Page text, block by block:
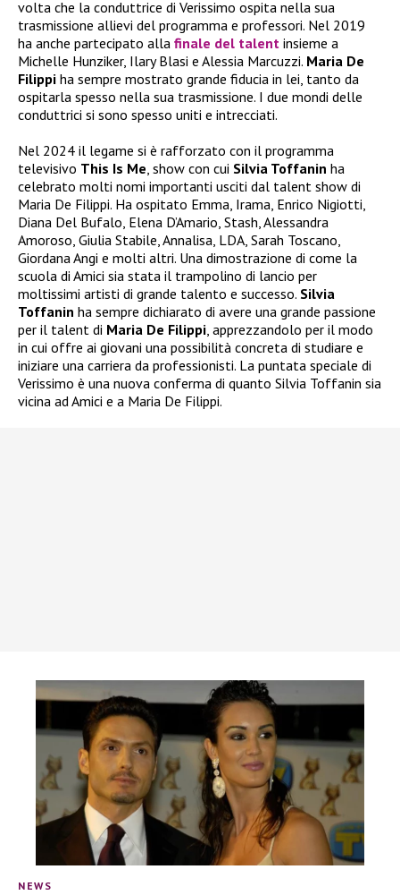
volta che la conduttrice di Verissimo ospita nella sua
trasmissione allievi del programma e professori. Nel 2019
ha anche partecipato alla finale del talent insieme a
Michelle Hunziker, Ilary Blasi e Alessia Marcuzzi. Maria De
Filippi ha sempre mostrato grande fiducia in lei, tanto da
ospitarla spesso nella sua trasmissione. I due mondi delle
conduttrici si sono spesso uniti e intrecciati.
Nel 2024 il legame si è rafforzato con il programma
televisivo This Is Me , show con cui Silvia Toffanin ha
celebrato molti nomi importanti usciti dal talent show di
Maria De Filippi. Ha ospitato Emma, Irama, Enrico Nigiotti,
Diana Del Bufalo, Elena D’Amario, Stash, Alessandra
Amoroso, Giulia Stabile, Annalisa, LDA, Sarah Toscano,
Giordana Angi e molti altri. Una dimostrazione di come la
scuola di Amici sia stata il trampolino di lancio per
moltissimi artisti di grande talento e successo. Silvia
Toffanin ha sempre dichiarato di avere una grande passione
per il talent di Maria De Filippi , apprezzandolo per il modo
in cui offre ai giovani una possibilità concreta di studiare e
iniziare una carriera da professionisti. La puntata speciale di
Verissimo è una nuova conferma di quanto Silvia Toffanin sia
vicina ad Amici e a Maria De Filippi.
NEWS